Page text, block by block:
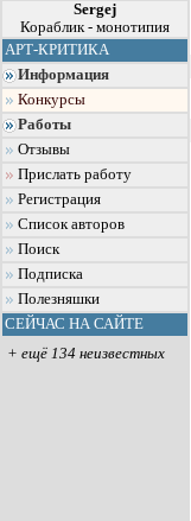
Sergej
Кораблик - монотипия
АРТ-КРИТИКА
Информация
Конкурсы
Работы
Отзывы
Прислать работу
Регистрация
Список авторов
Поиск
Подписка
Полезняшки
СЕЙЧАС НА САЙТЕ
+ ещё 134 неизвестных